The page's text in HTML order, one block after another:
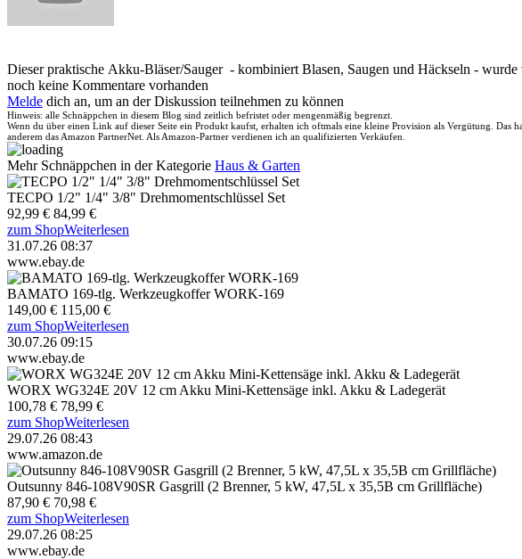
Dieser praktische Akku-Bläser/Sauger - kombiniert Blasen, Saugen und Häckseln - wurde
noch keine Kommentare vorhanden
Melde dich an, um an der Diskussion teilnehmen zu können
Hinweis: alle Schnäppchen in diesem Blog sind zeitlich befristet oder mengenmäßig begrenzt.
Wenn du über einen Link auf dieser Seite ein Produkt kaufst, erhalten ich oftmals eine kleine Provision als Vergütung.
anderem das Amazon PartnerNet. Als Amazon-Partner verdienen ich an qualifizierten Verkäufen.
Mehr Schnäppchen in der Kategorie Haus & Garten
TECPO 1/2" 1/4" 3/8" Drehmomentschlüssel Set
92,99 € 84,99 €
zum ShopWeiterlesen
31.07.26 08:37
www.ebay.de
BAMATO 169-tlg. Werkzeugkoffer WORK-169
149,00 € 115,00 €
zum ShopWeiterlesen
30.07.26 09:15
www.ebay.de
WORX WG324E 20V 12 cm Akku Mini-Kettensäge inkl. Akku & Ladegerät
100,78 € 78,99 €
zum ShopWeiterlesen
29.07.26 08:43
www.amazon.de
Outsunny 846-108V90SR Gasgrill (2 Brenner, 5 kW, 47,5L x 35,5B cm Grillfläche)
87,90 € 70,98 €
zum ShopWeiterlesen
29.07.26 08:25
www.ebay.de